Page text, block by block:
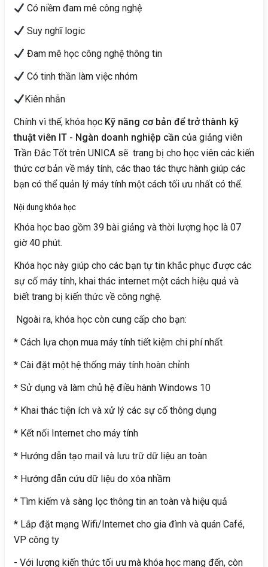
Có niềm đam mê công nghệ
Suy nghĩ logic
Đam mê học công nghệ thông tin
Có tinh thần làm việc nhóm
Kiên nhẫn
Chính vì thế, khóa học Kỹ năng cơ bản để trở thành kỹ
thuật viên IT - Ngàn doanh nghiệp cần của giảng viên
Trần Đắc Tốt trên UNICA sẽ trang bị cho học viên các kiến
thức cơ bản về máy tính, các thao tác thực hành giúp các
bạn có thể quản lý máy tính một cách tối ưu nhất có thể.
Nội dung khóa học
Khóa học bao gồm 39 bài giảng và thời lượng học là 07
giờ 40 phút.
Khóa học này giúp cho các bạn tự tin khắc phục được các
sự cố máy tính, khai thác internet một cách hiệu quả và
biết trang bị kiến thức về công nghệ.
Ngoài ra, khóa học còn cung cấp cho bạn:
* Cách lựa chọn mua máy tính tiết kiệm chi phí nhất
* Cài đặt một hệ thống máy tính hoàn chỉnh
* Sử dụng và làm chủ hệ điều hành Windows 10
* Khai thác tiện ích và xử lý các sự cố thông dụng
* Kết nối Internet cho máy tính
* Hướng dẫn tạo mail và lưu trữ dữ liệu an toàn
* Hướng dẫn cứu dữ liệu do xóa nhầm
* Tìm kiếm và sàng lọc thông tin an toàn và hiệu quả
* Lắp đặt mạng Wifi/Internet cho gia đình và quán Café,
VP công ty
- Với lượng kiến thức tối ưu mà khóa học mang đến, còn